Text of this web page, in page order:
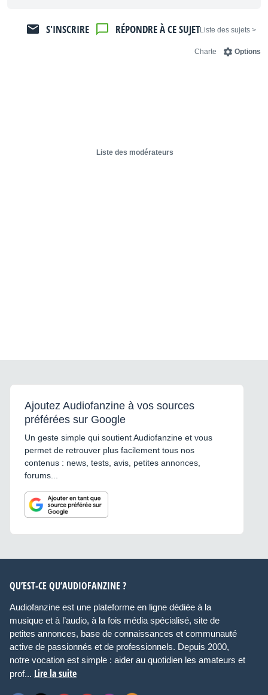
< Liste des sujets
RÉPONDRE À CE SUJET
S'INSCRIRE
Options
Charte
Liste des modérateurs
Ajoutez Audiofanzine à vos sources
préférées sur Google
Un geste simple qui soutient Audiofanzine et vous
permet de retrouver plus facilement tous nos
contenus : news, tests, avis, petites annonces,
forums...
QU’EST-CE QU’AUDIOFANZINE ?
Audiofanzine est une plateforme en ligne dédiée à la
musique et à l’audio, à la fois média spécialisé, site de
petites annonces, base de connaissances et communauté
active de passionnés et de professionnels. Depuis 2000,
notre vocation est simple : aider au quotidien les amateurs et
prof... Lire la suite